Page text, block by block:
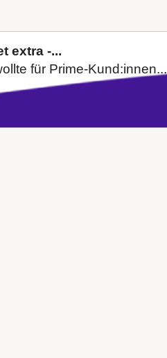
extra -...
für Prime-Kund:innen...